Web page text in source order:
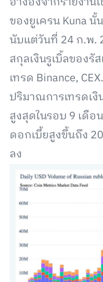
ของยูเครน Kuna
นับแต่วันที่ 24 ก.พ.
สกุลเงินรูเบิ้ลของรั
เทรด Binance,
ปริมาณการเทรดเ
สูงสุดในรอบ 9 เดือ
ดอกเบี้ยสูงขึ้นถึง
ลง